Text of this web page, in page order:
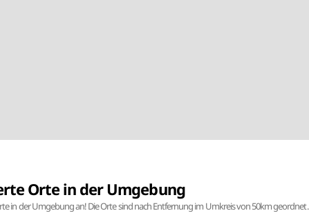
Orte in der Umgebung
in der Umgebung an! Die Orte sind nach Entfernung im Umkreis von 50km geordnet.